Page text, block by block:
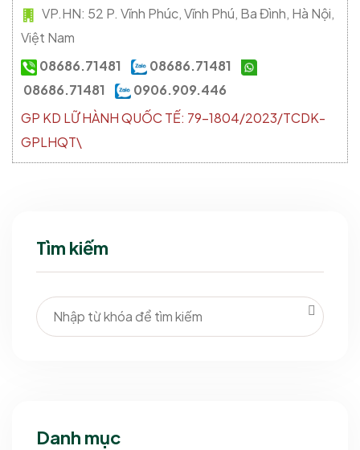
VP.HN: 52 P. Vĩnh Phúc, Vĩnh Phú, Ba Đình, Hà Nội,
Việt Nam
08686.71481
08686.71481
08686.71481
0906.909.446
GP KD LỮ HÀNH QUỐC TẾ: 79-1804/2023/TCDK-
GPLHQT\
Tìm kiếm
Danh mục